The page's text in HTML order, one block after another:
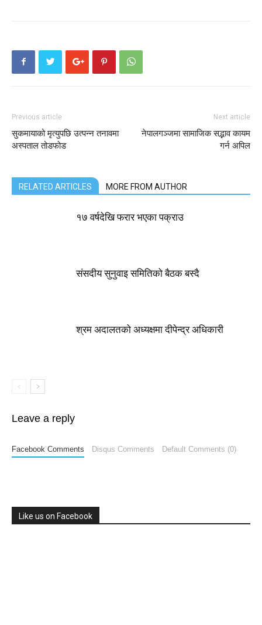
Previous article
सुकमायाको मृत्युपछि उत्पन्न तनावमा
अस्पताल तोडफोड
Next article
नेपालगञ्जमा सामाजिक सद्भाव कायम
गर्न अपिल
RELATED ARTICLES MORE FROM AUTHOR
१७ वर्षदेखि फरार भएका पक्राउ
संसदीय सुनुवाइ समितिको बैठक बस्दै
श्रम अदालतको अध्यक्षमा दीपेन्द्र अधिकारी
Leave a reply
Facebook Comments Disqus Comments Default Comments (0)
Like us on Facebook